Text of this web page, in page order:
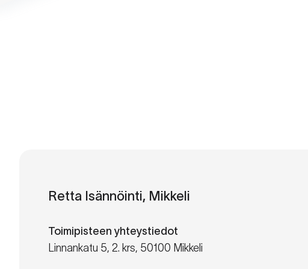
Retta Isännöinti, Mikkeli
Toimipisteen yhteystiedot
Linnankatu 5, 2. krs, 50100 Mikkeli